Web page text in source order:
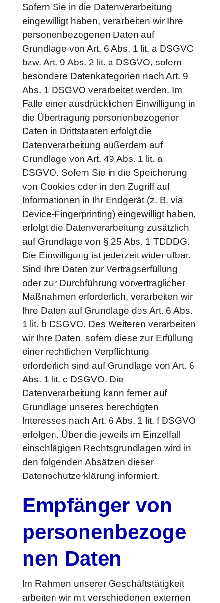
Sofern Sie in die Datenverarbeitung
eingewilligt haben, verarbeiten wir Ihre
personenbezogenen Daten auf
Grundlage von Art. 6 Abs. 1 lit. a DSGVO
bzw. Art. 9 Abs. 2 lit. a DSGVO, sofern
besondere Datenkategorien nach Art. 9
Abs. 1 DSGVO verarbeitet werden. Im
Falle einer ausdrücklichen Einwilligung in
die Übertragung personenbezogener
Daten in Drittstaaten erfolgt die
Datenverarbeitung außerdem auf
Grundlage von Art. 49 Abs. 1 lit. a
DSGVO. Sofern Sie in die Speicherung
von Cookies oder in den Zugriff auf
Informationen in Ihr Endgerät (z. B. via
Device-Fingerprinting) eingewilligt haben,
erfolgt die Datenverarbeitung zusätzlich
auf Grundlage von § 25 Abs. 1 TDDDG.
Die Einwilligung ist jederzeit widerrufbar.
Sind Ihre Daten zur Vertragserfüllung
oder zur Durchführung vorvertraglicher
Maßnahmen erforderlich, verarbeiten wir
Ihre Daten auf Grundlage des Art. 6 Abs.
1 lit. b DSGVO. Des Weiteren verarbeiten
wir Ihre Daten, sofern diese zur Erfüllung
einer rechtlichen Verpflichtung
erforderlich sind auf Grundlage von Art. 6
Abs. 1 lit. c DSGVO. Die
Datenverarbeitung kann ferner auf
Grundlage unseres berechtigten
Interesses nach Art. 6 Abs. 1 lit. f DSGVO
erfolgen. Über die jeweils im Einzelfall
einschlägigen Rechtsgrundlagen wird in
den folgenden Absätzen dieser
Datenschutzerklärung informiert.
Empfänger von
personenbezoge
nen Daten
Im Rahmen unserer Geschäftstätigkeit
arbeiten wir mit verschiedenen externen